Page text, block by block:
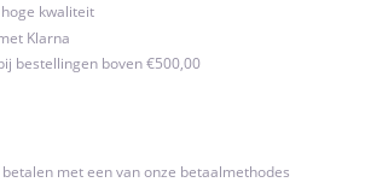
kwaliteit
Klarna
bestellingen boven €500,00
met een van onze betaalmethodes